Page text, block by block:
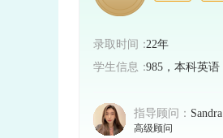
总之，申请
学生能够成功获得
录取时间：22年
学生信息：985，本科英语
指导顾问： Sandra
高级顾问